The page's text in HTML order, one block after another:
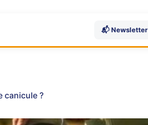
📬 Newsletter
canicule ?